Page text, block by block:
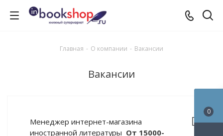
Главная - О компании - Вакансии
Вакансии
Менеджер интернет-магазина
иностранной литературы От 15000-
0